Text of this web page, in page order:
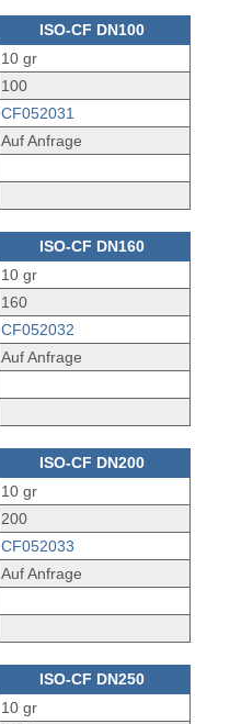
ISO-CF DN100
10 gr
100
CF052031
Auf Anfrage
ISO-CF DN160
10 gr
160
CF052032
Auf Anfrage
ISO-CF DN200
10 gr
200
CF052033
Auf Anfrage
ISO-CF DN250
10 gr